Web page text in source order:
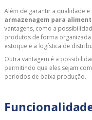
Além de garantir a qualidade
armazenagem para
vantagens, como a
produtos de forma
estoque e a logística de
Outra vantagem é a
permitindo que eles sejam
períodos de baixa produção.